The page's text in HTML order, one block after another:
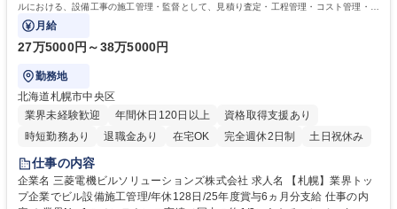
ルにおける、設備工事の施工管理・監督として、見積り査定・工程管理・コスト管理・試
験調整取りまとめを行っていただきます。
月給
27万5000円～38万5000円
勤務地
北海道札幌市中央区
業界未経験歓迎
年間休日120日以上
資格取得支援あり
時短勤務あり
退職金あり 在宅OK 完全週休2日制 土日祝休み
仕事の内容
企業名 三菱電機ビルソリューションズ株式会社 求人名 【札幌】業界トッ
プ企業でビル設備施工管理/年休128日/25年度賞与6ヵ月分支給 仕事の内